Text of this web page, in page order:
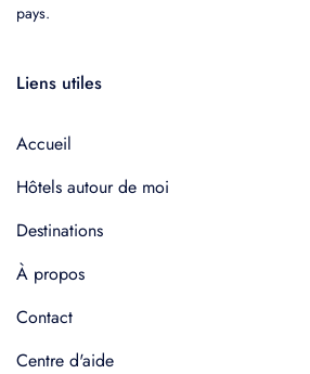
pays.
Liens utiles
Accueil
Hôtels autour de moi
Destinations
À propos
Contact
Centre d'aide